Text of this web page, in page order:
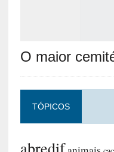
O maior
TÓPICOS
abredif